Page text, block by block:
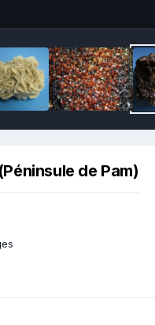
de Pam)